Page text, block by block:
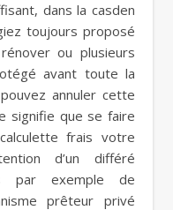
dans la casden
toujours proposé
ou plusieurs
avant toute la
annuler cette
signifie que se faire
frais votre
d’un différé
par exemple de
prêteur privé